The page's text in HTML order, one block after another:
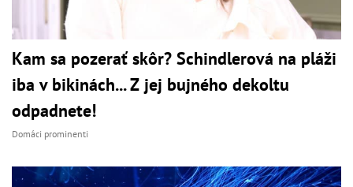
Kam sa pozerať skôr? Schindlerová na pláži
iba v bikinách... Z jej bujného dekoltu
odpadnete!
Domáci prominenti